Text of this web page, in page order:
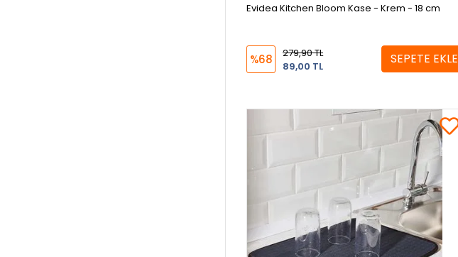
Evidea Kitchen Bloom Kase - Krem - 18 cm
%68
279,90 TL
89,00 TL
SEPETE EKLE